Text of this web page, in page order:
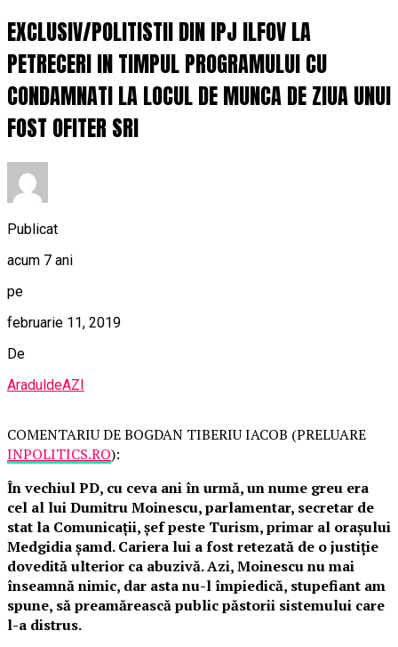
EXCLUSIV/POLITISTII DIN IPJ ILFOV LA
PETRECERI IN TIMPUL PROGRAMULUI CU
CONDAMNATI LA LOCUL DE MUNCA DE ZIUA UNUI
FOST OFITER SRI
Publicat
acum 7 ani
pe
februarie 11, 2019
De
AraduldeAZI
COMENTARIU DE BOGDAN TIBERIU IACOB (PRELUARE
INPOLITICS.RO):
În vechiul PD, cu ceva ani în urmă, un nume greu era
cel al lui Dumitru Moinescu, parlamentar, secretar de
stat la Comunicații, șef peste Turism, primar al orașului
Medgidia șamd. Cariera lui a fost retezată de o justiție
dovedită ulterior ca abuzivă. Azi, Moinescu nu mai
înseamnă nimic, dar asta nu-l împiedică, stupefiant am
spune, să preamărească public păstorii sistemului care
l-a distrus.